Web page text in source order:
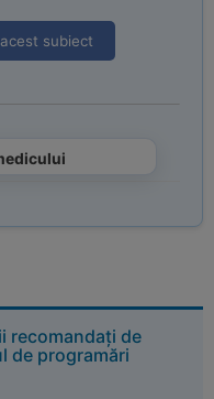
subiect
recomandați de
de programări